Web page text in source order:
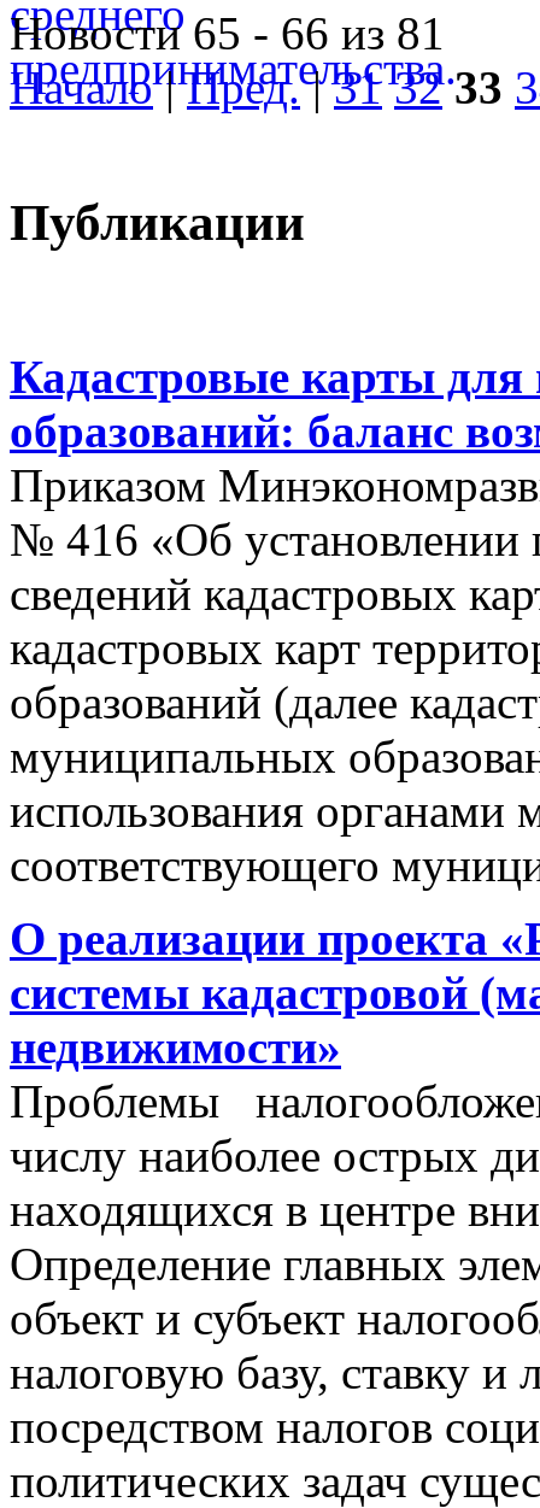
Новости 65 - 66 из 81
Начало|Пред.|31 32 33
Публикации
Кадастровые карты
образований: баланс
Приказом
№ 416 «Об установлении
сведений кадастровых
кадастровых карт
образований (далее
муниципальных
использования органами
соответствующего
О реализации проекта
системы кадастровой
недвижимости»
Проблемы
числу наиболее острых
находящихся в центре
Определение главных
объект и субъект
налоговую базу, ставку и
посредством налогов
политических задач